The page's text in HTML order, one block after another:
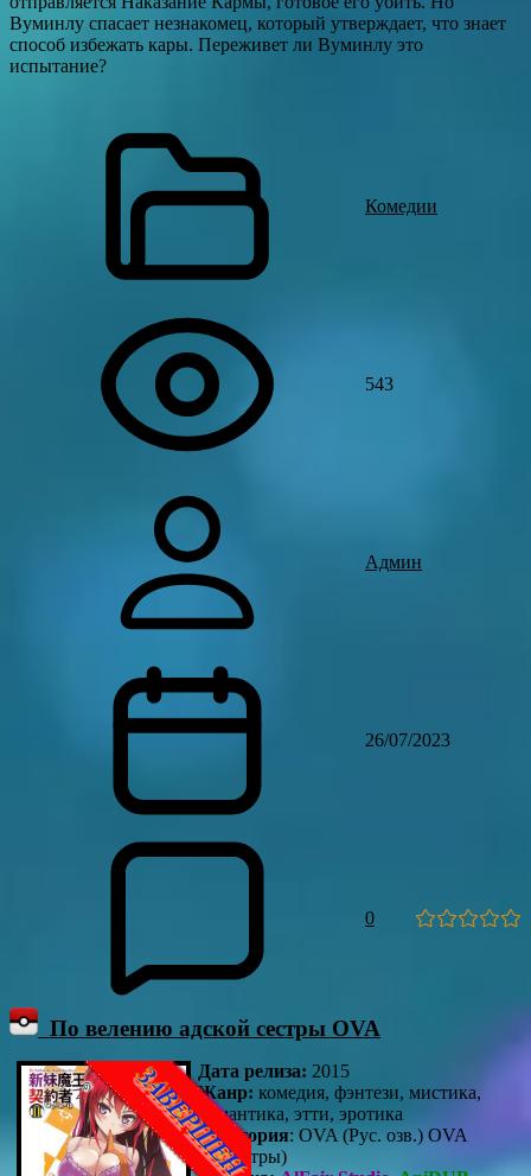
Вуминлу спасает незнакомец, который утверждает, что знает
способ избежать кары. Переживет ли Вуминлу это
испытание?
Комедии
543
Админ
26/07/2023
0
По велению адской сестры OVA
Дата релиза: 2015
Жанр: комедия, фэнтези, мистика,
романтика, этти, эротика
Категория: OVA (Рус. озв.) OVA
(субтитры)